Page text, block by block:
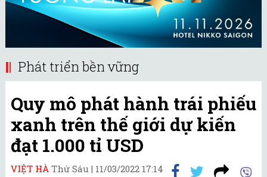
Phát triển bền vững
Quy mô phát hành trái phiếu
xanh trên thế giới dự kiến
đạt 1.000 tỉ USD
VIỆT HÀ Thứ Sáu | 11/03/2022 17:14